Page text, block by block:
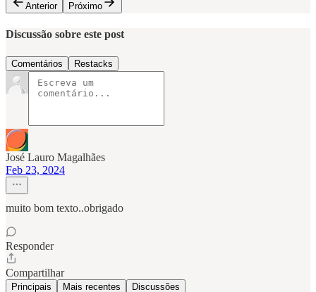
Anterior
Próximo
Discussão sobre este post
Comentários Restacks
José Lauro Magalhães
Feb 23, 2024
muito bom texto..obrigado
Responder
Compartilhar
Principais Mais recentes Discussões